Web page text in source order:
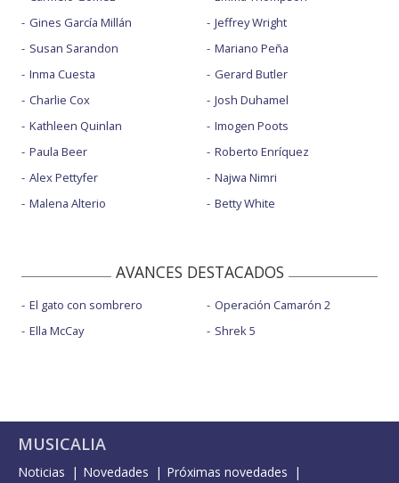
Gines García Millán
Susan Sarandon
Inma Cuesta
Charlie Cox
Kathleen Quinlan
Paula Beer
Alex Pettyfer
Malena Alterio
Jeffrey Wright
Mariano Peña
Gerard Butler
Josh Duhamel
Imogen Poots
Roberto Enríquez
Najwa Nimri
Betty White
AVANCES DESTACADOS
El gato con sombrero
Ella McCay
Operación Camarón 2
Shrek 5
MUSICALIA
Noticias Novedades
Próximas novedades